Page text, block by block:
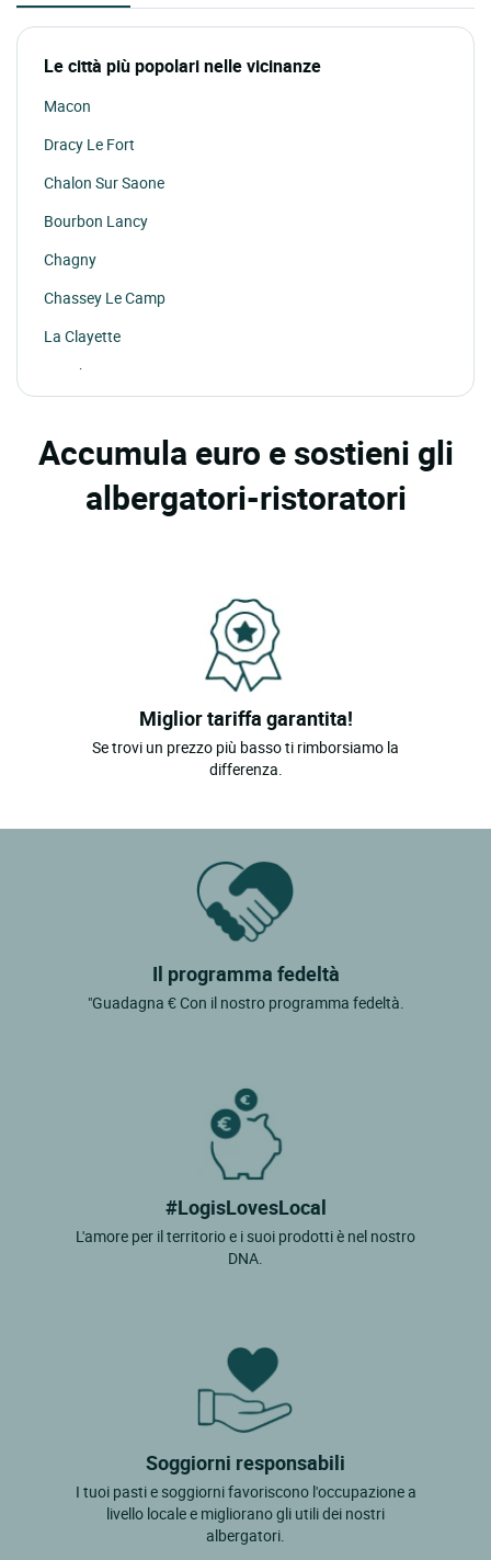
Le città più popolari nelle vicinanze
Macon
Dracy Le Fort
Chalon Sur Saone
Bourbon Lancy
Chagny
Chassey Le Camp
La Clayette
Couches
Digoin
Tournus
Montmelard
La Grande Verriere
Accumula euro e sostieni gli
albergatori-ristoratori
Miglior tariffa garantita!
Se trovi un prezzo più basso ti rimborsiamo la
differenza.
Il programma fedeltà
"Guadagna € Con il nostro programma fedeltà.
#LogisLovesLocal
L'amore per il territorio e i suoi prodotti è nel nostro
DNA.
Soggiorni responsabili
I tuoi pasti e soggiorni favoriscono l'occupazione a
livello locale e migliorano gli utili dei nostri
albergatori.